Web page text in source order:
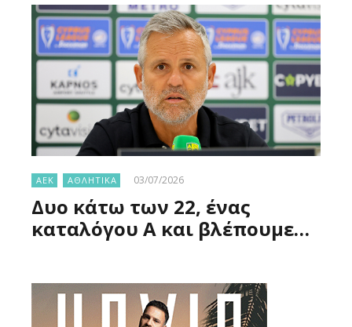
ΑΕΚ ΑΘΛΗΤΙΚΑ 03/07/2026
Δυο κάτω των 22, ένας
καταλόγου Α και βλέπουμε…